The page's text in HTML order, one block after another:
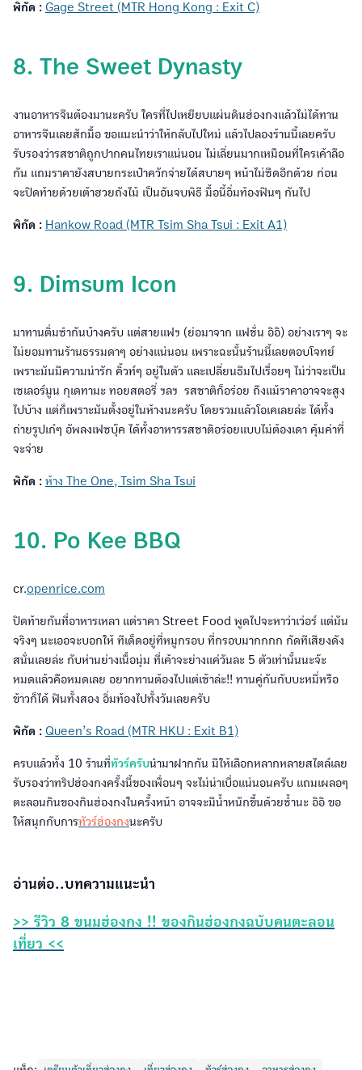
พิกัด : Gage Street (MTR Hong Kong : Exit C)
8. The Sweet Dynasty
งานอาหารจีนต้องมานะครับ ใครที่ไปเหยียบแผ่นดินฮ่องกงแล้วไม่ได้ทาน
อาหารจีนเลยสักมื้อ ขอแนะนำว่าให้กลับไปใหม่ แล้วไปลองร้านนี้เลยครับ
รับรองว่ารสชาติถูกปากคนไทยเราแน่นอน ไม่เลี่ยนมากเหมือนที่ใครเค้าลือ
กัน แถมราคายังสบายกระเป๋าควักจ่ายได้สบายๆ หน้าไม่ซีดอีกด้วย ก่อน
จะปิดท้ายด้วยเต้าฮวยถังไม้ เป็นอันจบพิธี มื้อนี้อิ่มท้องฟินๆ กันไป
พิกัด : Hankow Road (MTR Tsim Sha Tsui : Exit A1)
9. Dimsum Icon
มาทานติ่มซำกันบ้างครับ แต่สายแฟฯ (ย่อมาจาก แฟชั่น อิอิ) อย่างเราๆ จะ
ไม่ยอมทานร้านธรรมดาๆ อย่างแน่นอน เพราะฉะนั้นร้านนี้เลยตอบโจทย์
เพราะมันมีความน่ารัก คิ้วท์ๆ อยู่ในตัว และเปลี่ยนธีมไปเรื่อยๆ ไม่ว่าจะเป็น
เซเลอร์มูน กุเดทามะ ทอยสตอรี่ ฯลฯ รสชาติก็อร่อย ถึงแม้ราคาอาจจะสูง
ไปบ้าง แต่ก็เพราะมันตั้งอยู่ในห้างนะครับ โดยรวมแล้วโอเคเลยล่ะ ได้ทั้ง
ถ่ายรูปเก๋ๆ อัพลงเฟซบุ๊ค ได้ทั้งอาหารรสชาติอร่อยแบบไม่ต้องเดา คุ้มค่าที่
จะจ่าย
พิกัด : ห้าง The One, Tsim Sha Tsui
10. Po Kee BBQ
cr.openrice.com
ปิดท้ายกันที่อาหารเหลา แต่ราคา Street Food พูดไปจะหาว่าเว่อร์ แต่มัน
จริงๆ นะเออจะบอกให้ ทีเด็ดอยู่ที่หมูกรอบ ที่กรอบมากกกก กัดทีเสียงดัง
สนั่นเลยล่ะ กับห่านย่างเนื้อนุ่ม ที่เค้าจะย่างแค่วันละ 5 ตัวเท่านั้นนะจ๊ะ
หมดแล้วคือหมดเลย อยากทานต้องไปแต่เช้าล่ะ!! ทานคู่กันกับบะหมี่หรือ
ข้าวก็ได้ ฟินทั้งสอง อิ่มท้องไปทั้งวันเลยครับ
พิกัด : Queen’s Road (MTR HKU : Exit B1)
ครบแล้วทั้ง 10 ร้านที่ทัวร์ครับนำมาฝากกัน มีให้เลือกหลากหลายสไตล์เลย
รับรองว่าทริปฮ่องกงครั้งนี้ของเพื่อนๆ จะไม่น่าเบื่อแน่นอนครับ แถมเผลอๆ
ตะลอนกินของกินฮ่องกงในครั้งหน้า อาจจะมีน้ำหนักขึ้นด้วยซ้ำนะ อิอิ ขอ
ให้สนุกกับการทัวร์ฮ่องกงนะครับ
อ่านต่อ..บทความแนะนำ
>> รีวิว 8 ขนมฮ่องกง !! ของกินฮ่องกงฉบับคนตะลอน
เที่ยว <<